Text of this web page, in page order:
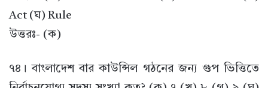
Act (ঘ) Rule
উত্তরঃ- (ক)
৭৪। বাংলাদেশ বার কাউন্সিল গঠনের জন্য গুপ ভিত্তিতে